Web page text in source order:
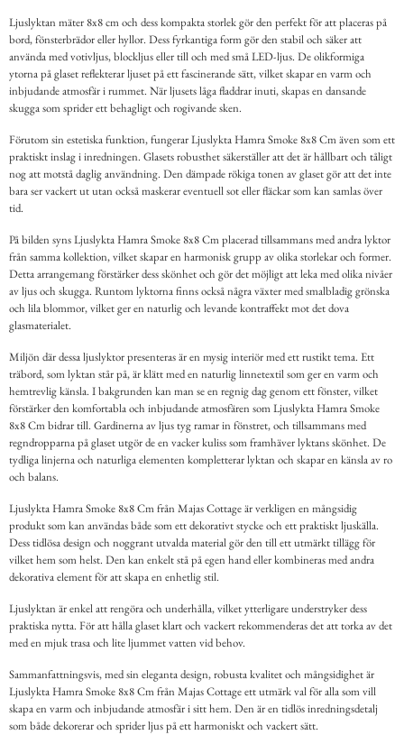
Ljuslyktan mäter 8x8 cm och dess kompakta storlek gör den perfekt för att placeras på
bord, fönsterbrädor eller hyllor. Dess fyrkantiga form gör den stabil och säker att
använda med votivljus, blockljus eller till och med små LED-ljus. De olikformiga
ytorna på glaset reflekterar ljuset på ett fascinerande sätt, vilket skapar en varm och
inbjudande atmosfär i rummet. När ljusets låga fladdrar inuti, skapas en dansande
skugga som sprider ett behagligt och rogivande sken.
Förutom sin estetiska funktion, fungerar Ljuslykta Hamra Smoke 8x8 Cm även som ett
praktiskt inslag i inredningen. Glasets robusthet säkerställer att det är hållbart och tåligt
nog att motstå daglig användning. Den dämpade rökiga tonen av glaset gör att det inte
bara ser vackert ut utan också maskerar eventuell sot eller fläckar som kan samlas över
tid.
På bilden syns Ljuslykta Hamra Smoke 8x8 Cm placerad tillsammans med andra lyktor
från samma kollektion, vilket skapar en harmonisk grupp av olika storlekar och former.
Detta arrangemang förstärker dess skönhet och gör det möjligt att leka med olika nivåer
av ljus och skugga. Runtom lyktorna finns också några växter med smalbladig grönska
och lila blommor, vilket ger en naturlig och levande kontraffekt mot det dova
glasmaterialet.
Miljön där dessa ljuslyktor presenteras är en mysig interiör med ett rustikt tema. Ett
träbord, som lyktan står på, är klätt med en naturlig linnetextil som ger en varm och
hemtrevlig känsla. I bakgrunden kan man se en regnig dag genom ett fönster, vilket
förstärker den komfortabla och inbjudande atmosfären som Ljuslykta Hamra Smoke
8x8 Cm bidrar till. Gardinerna av ljus tyg ramar in fönstret, och tillsammans med
regndropparna på glaset utgör de en vacker kuliss som framhäver lyktans skönhet. De
tydliga linjerna och naturliga elementen kompletterar lyktan och skapar en känsla av ro
och balans.
Ljuslykta Hamra Smoke 8x8 Cm från Majas Cottage är verkligen en mångsidig
produkt som kan användas både som ett dekorativt stycke och ett praktiskt ljuskälla.
Dess tidlösa design och noggrant utvalda material gör den till ett utmärkt tillägg för
vilket hem som helst. Den kan enkelt stå på egen hand eller kombineras med andra
dekorativa element för att skapa en enhetlig stil.
Ljuslyktan är enkel att rengöra och underhålla, vilket ytterligare understryker dess
praktiska nytta. För att hålla glaset klart och vackert rekommenderas det att torka av det
med en mjuk trasa och lite ljummet vatten vid behov.
Sammanfattningsvis, med sin eleganta design, robusta kvalitet och mångsidighet är
Ljuslykta Hamra Smoke 8x8 Cm från Majas Cottage ett utmärk val för alla som vill
skapa en varm och inbjudande atmosfär i sitt hem. Den är en tidlös inredningsdetalj
som både dekorerar och sprider ljus på ett harmoniskt och vackert sätt.